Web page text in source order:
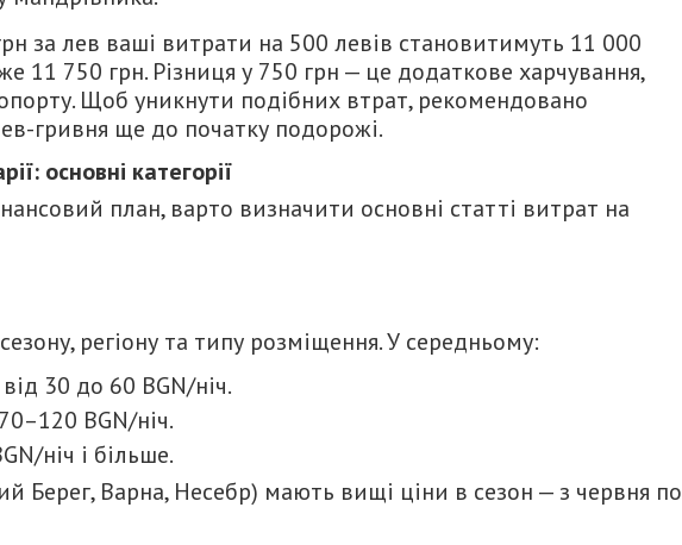
за лев ваші витрати на 500 левів становитимуть 11 000
11 750 грн. Різниця у 750 грн — це додаткове харчування,
Щоб уникнути подібних втрат, рекомендовано
гривня ще до початку подорожі.
основні категорії
план, варто визначити основні статті витрат на
регіону та типу розміщення. У середньому:
30 до 60 BGN/ніч.
BGN/ніч.
ніч і більше.
Берег, Варна, Несебр) мають вищі ціни в сезон — з червня по